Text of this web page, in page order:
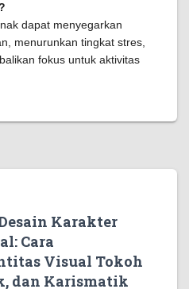
dapat menyegarkan
menurunkan tingkat stres,
fokus untuk aktivitas
Karakter
Cara
Visual Tokoh
dan Karismatik